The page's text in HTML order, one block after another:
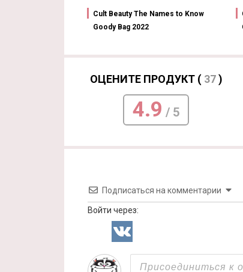
Cult Beauty The Names to Know
Goody Bag 2022
ОЦЕНИТЕ ПРОДУКТ ( 37)
4.9 / 5
Подписаться на комментарии
Войти через: